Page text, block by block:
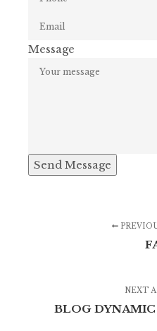
Message
Send Message
NEXT
BLOG